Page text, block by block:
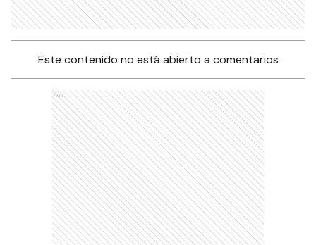
Este contenido no está abierto a comentarios
Ads